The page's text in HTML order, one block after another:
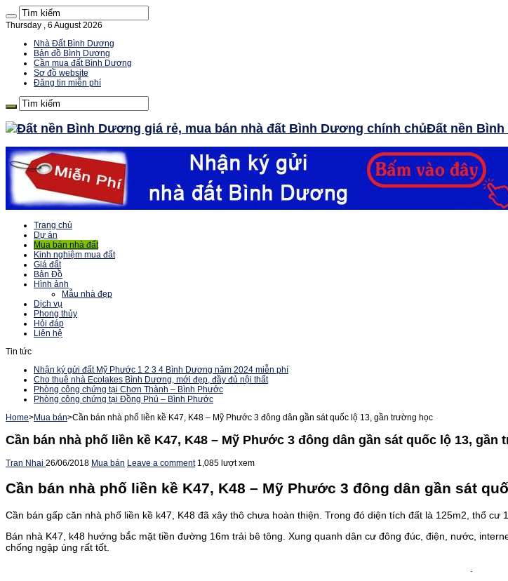
Thursday , 6 August 2026
Nhà Đất Bình Dương
Bản đồ Bình Dương
Cần mua đất Bình Dương
Sơ đồ website
Đăng tin miễn phí
Đất nền Bình
Trang chủ
Dự án
Mua bán nhà đất
Kinh nghiệm mua đất
Giá đất
Bản Đồ
Hình ảnh
Mẫu nhà đẹp
Dịch vụ
Phong thủy
Hỏi đáp
Liên hệ
Tin tức
Nhận ký gửi đất Mỹ Phước 1 2 3 4 Bình Dương năm 2024 miễn phí
Cho thuê nhà Ecolakes Bình Dương, mới đẹp, đầy đủ nội thất
Phòng công chứng tại Chơn Thành – Bình Phước
Phòng công chứng tại Đồng Phú – Bình Phước
Home>Mua bán>Cần bán nhà phố liền kề K47, K48 – Mỹ Phước 3 đông dân gần sát quốc lộ 13, gần trường học
Cần bán nhà phố liền kề K47, K48 – Mỹ Phước 3 đông dân gần sát quốc lộ 13, gần
Tran Nhai 26/06/2018 Mua bán Leave a comment 1,085 lượt xem
Cần bán nhà phố liền kề K47, K48 – Mỹ Phước 3 đông dân gần sát
Cần bán gấp căn nhà phố liền kề k47, K48 đã xây thô chưa hoàn thiện. Trong đó diện tích đất là 125m2, thổ
Bán nhà K47, k48 hướng bắc mặt tiền đường 16m trải bê tông. Xung quanh dân cư đông đúc, điện, nước,
chống ngập úng rất tốt.